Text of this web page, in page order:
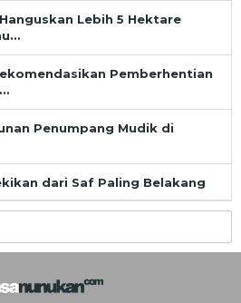
Lebih 5 Hektare
Pemberhentian
Penumpang Mudik di
dari Saf Paling Belakang